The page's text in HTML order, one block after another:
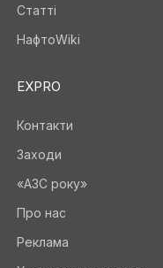
Статті
НафтоWiki
EXPRO
Контакти
Заходи
«АЗС року»
Про нас
Реклама